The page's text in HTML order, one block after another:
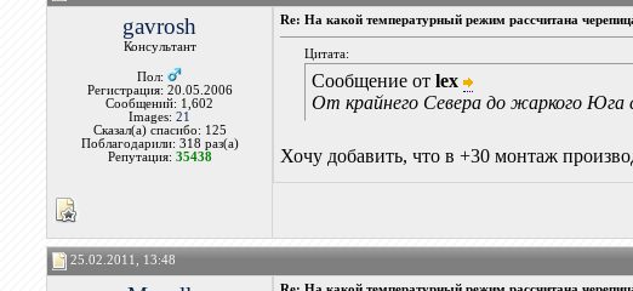
gavrosh
Консультант
Пол:
Регистрация: 20.05.2006
Сообщений: 1,602
Images:21
Сказал(а) спасибо: 125
Поблагодарили: 318 раз(а)
Репутация: 35438
Re: На какой температурный режим рассчитана
Цитата:
Сообщение отlex
От крайнего Севера до жаркого
Хочу добавить, что в +30 монтаж
25.02.2011, 13:48